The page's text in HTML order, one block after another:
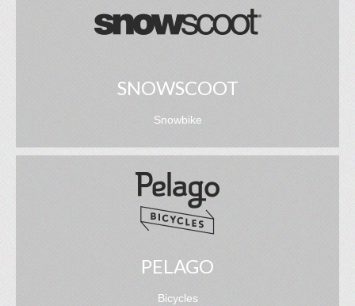
SNOWSCOOT
Snowbike
PELAGO
Bicycles